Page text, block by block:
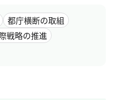
都庁横断の取組
戦略の推進